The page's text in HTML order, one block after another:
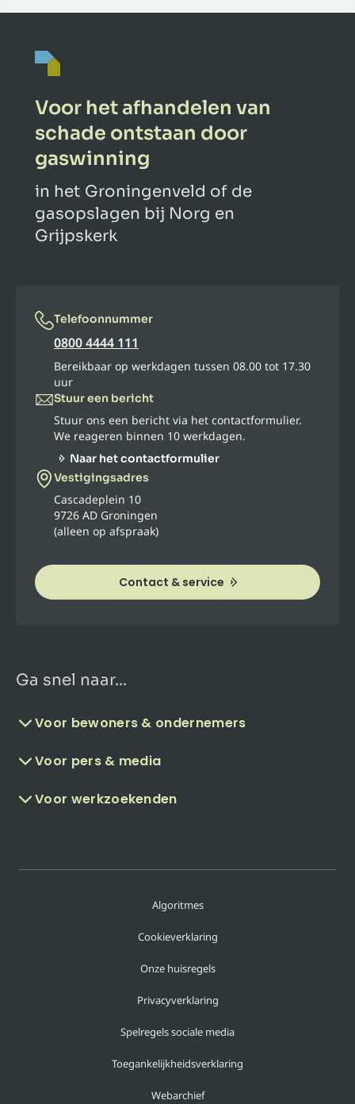
Voor het afhandelen van
schade ontstaan door
gaswinning
in het Groningenveld of de
gasopslagen bij Norg en
Grijpskerk
Telefoonnummer
0800 4444 111
Bereikbaar op werkdagen tussen 08.00 tot 17.30
uur
Stuur een bericht
Stuur ons een bericht via het contactformulier.
We reageren binnen 10 werkdagen.
Naar het contactformulier
Vestigingsadres
Cascadeplein 10
9726 AD Groningen
(alleen op afspraak)
Contact & service
Ga snel naar...
Voor bewoners & ondernemers
Voor pers & media
Voor werkzoekenden
Algoritmes
Cookieverklaring
Onze huisregels
Privacyverklaring
Spelregels sociale media
Toegankelijkheidsverklaring
Webarchief